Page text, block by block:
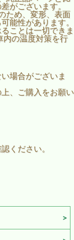
がございます。
ため、変形、表面
能性があります。
ことは一切できま
内の温度対策を行
場合がございま
、ご購入をお願い
ください。